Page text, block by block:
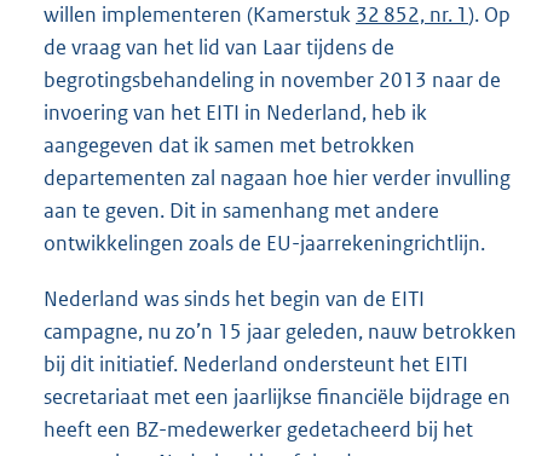
willen implementeren (Kamerstuk 32 852, nr. 1). Op
de vraag van het lid van Laar tijdens de
begrotingsbehandeling in november 2013 naar de
invoering van het EITI in Nederland, heb ik
aangegeven dat ik samen met betrokken
departementen zal nagaan hoe hier verder invulling
aan te geven. Dit in samenhang met andere
ontwikkelingen zoals de EU-jaarrekeningrichtlijn.
Nederland was sinds het begin van de EITI
campagne, nu zo’n 15 jaar geleden, nauw betrokken
bij dit initiatief. Nederland ondersteunt het EITI
secretariaat met een jaarlijkse financiële bijdrage en
heeft een BZ-medewerker gedetacheerd bij het